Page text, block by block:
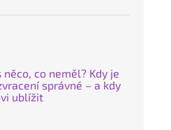
něco, co neměl? Kdy je
správné – a kdy
ublížit